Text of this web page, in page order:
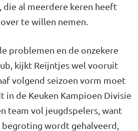
die al meerdere keren heeft
te willen nemen.
problemen en de onzekere
kijkt Reijntjes wel vooruit
volgend seizoen vorm moet
in de Keuken Kampioen Divisie
team vol jeugdspelers, want
wordt gehalveerd,